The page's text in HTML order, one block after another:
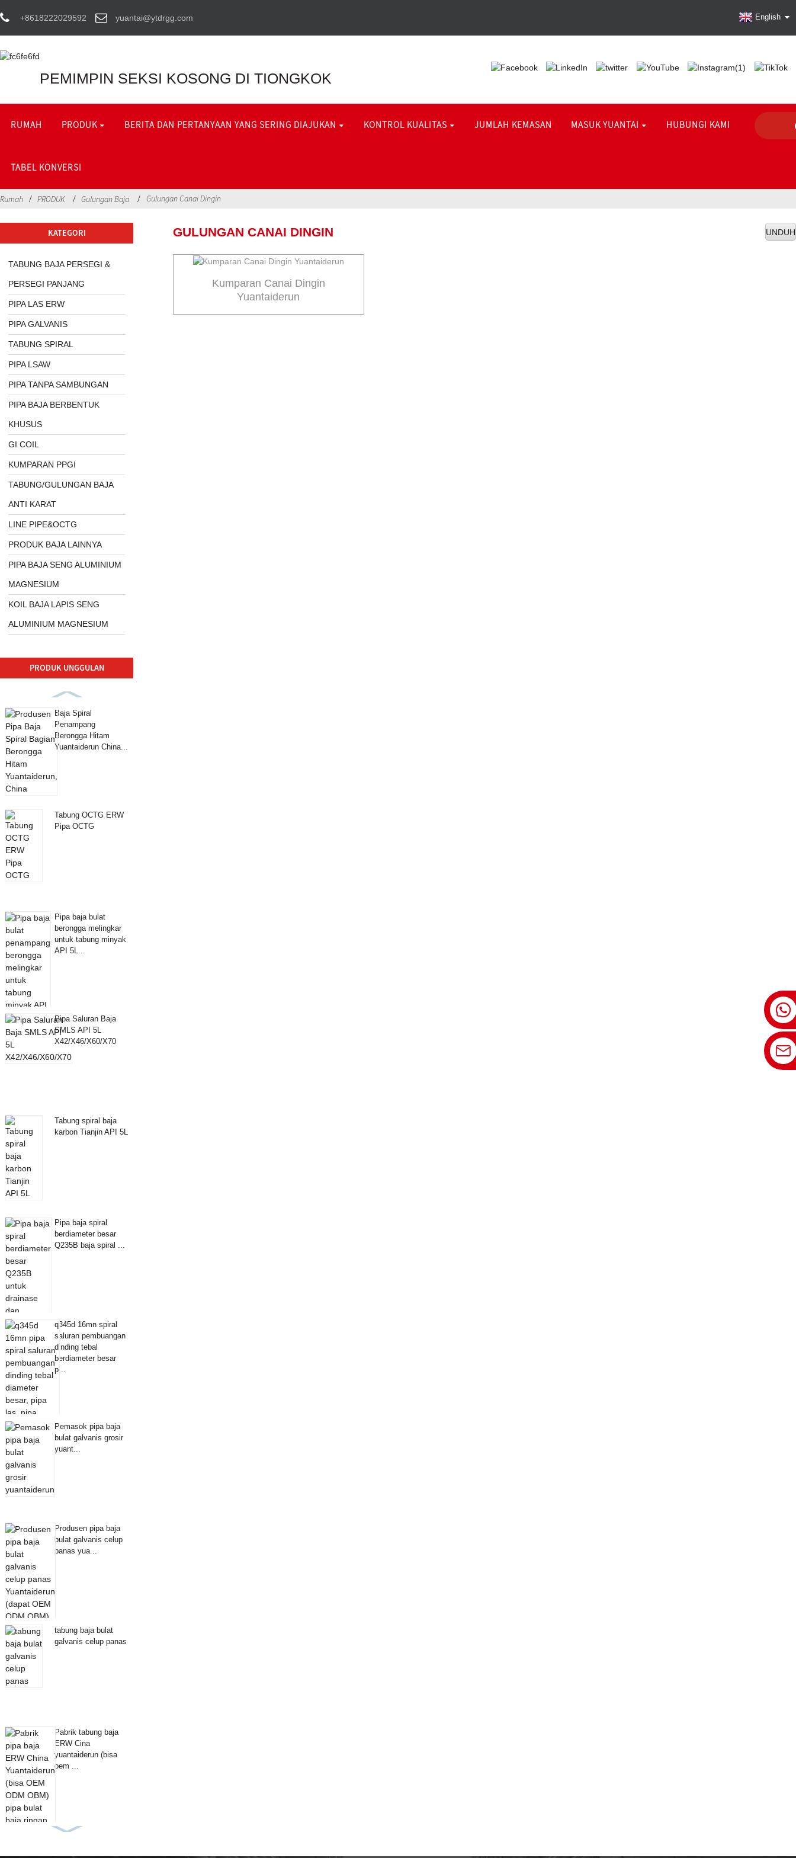
+8618222029592 yuantai@ytdrgg.com English
PEMIMPIN SEKSI KOSONG DI TIONGKOK
RUMAH PRODUK BERITA DAN PERTANYAAN YANG SERING DIAJUKAN KONTROL KUALITAS JUMLAH KEMASAN MASUK YUANTAI HUBUNGI KAMI
TABEL KONVERSI
Rumah PRODUK Gulungan Baja Gulungan Canai Dingin
KATEGORI
TABUNG BAJA PERSEGI &
PERSEGI PANJANG
PIPA LAS ERW
PIPA GALVANIS
TABUNG SPIRAL
PIPA LSAW
PIPA TANPA SAMBUNGAN
PIPA BAJA BERBENTUK
KHUSUS
GI COIL
KUMPARAN PPGI
TABUNG/GULUNGAN BAJA
ANTI KARAT
LINE PIPE&OCTG
PRODUK BAJA LAINNYA
PIPA BAJA SENG ALUMINIUM
MAGNESIUM
KOIL BAJA LAPIS SENG
ALUMINIUM MAGNESIUM
PRODUK UNGGULAN
Baja Spiral
Penampang
Berongga Hitam
Yuantaiderun China...
Tabung OCTG ERW
Pipa OCTG
Pipa baja bulat
berongga melingkar
untuk tabung minyak
API 5L...
Pipa Saluran Baja
SMLS API 5L
X42/X46/X60/X70
Tabung spiral baja
karbon Tianjin API 5L
Pipa baja spiral
berdiameter besar
Q235B baja spiral ...
q345d 16mn spiral
saluran pembuangan
dinding tebal
berdiameter besar
p...
Pemasok pipa baja
bulat galvanis grosir
yuant...
Produsen pipa baja
bulat galvanis celup
panas yua...
tabung baja bulat
galvanis celup panas
Pabrik tabung baja
ERW Cina
yuantaiderun (bisa
oem ...
GULUNGAN CANAI DINGIN UNDUH
Kumparan Canai Dingin
Yuantaiderun